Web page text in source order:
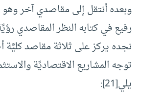
وبعده أنتقل إلى مقاصدي آخر وهو
رفيع في كتابه النظر المقاصدي
نجده يركز على ثلاثة مقاصد كليَّة
توجه المشاريع الاقتصاديَّة
يلي[21]: